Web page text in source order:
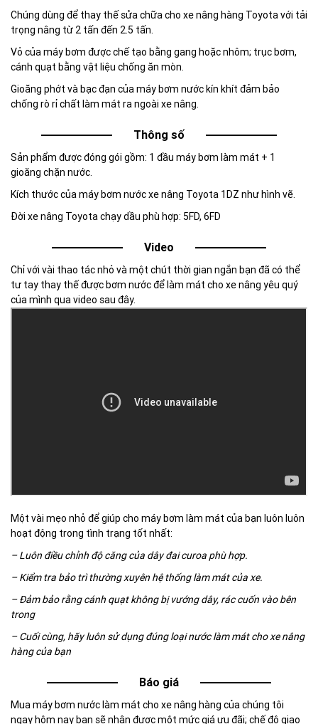
Chúng dùng để thay thế sửa chữa cho xe nâng hàng Toyota với tải
trọng nâng từ 2 tấn đến 2.5 tấn.
Vỏ của máy bơm được chế tạo bằng gang hoặc nhôm; trục bơm,
cánh quạt bằng vật liệu chống ăn mòn.
Gioăng phớt và bạc đạn của máy bơm nước kín khít đảm bảo
chống rò rỉ chất làm mát ra ngoài xe nâng.
Thông số
Sản phẩm được đóng gói gồm: 1 đầu máy bơm làm mát + 1
gioăng chặn nước.
Kích thước của máy bơm nước xe nâng Toyota 1DZ như hình vẽ.
Đời xe nâng Toyota chạy dầu phù hợp: 5FD, 6FD
Video
Chỉ với vài thao tác nhỏ và một chút thời gian ngắn bạn đã có thể
tư tay thay thế được bơm nước để làm mát cho xe nâng yêu quý
của mình qua video sau đây.
Một vài mẹo nhỏ để giúp cho máy bơm làm mát của bạn luôn luôn
hoạt động trong tình trạng tốt nhất:
– Luôn điều chỉnh độ căng của dây đai curoa phù hợp.
– Kiểm tra bảo trì thường xuyên hệ thống làm mát của xe.
– Đảm bảo rằng cánh quạt không bị vướng dây, rác cuốn vào bên
trong
– Cuối cùng, hãy luôn sử dụng đúng loại nước làm mát cho xe nâng
hàng của bạn
Báo giá
Mua máy bơm nước làm mát cho xe nâng hàng của chúng tôi
ngay hôm nay bạn sẽ nhận được một mức giá ưu đãi; chế độ giao